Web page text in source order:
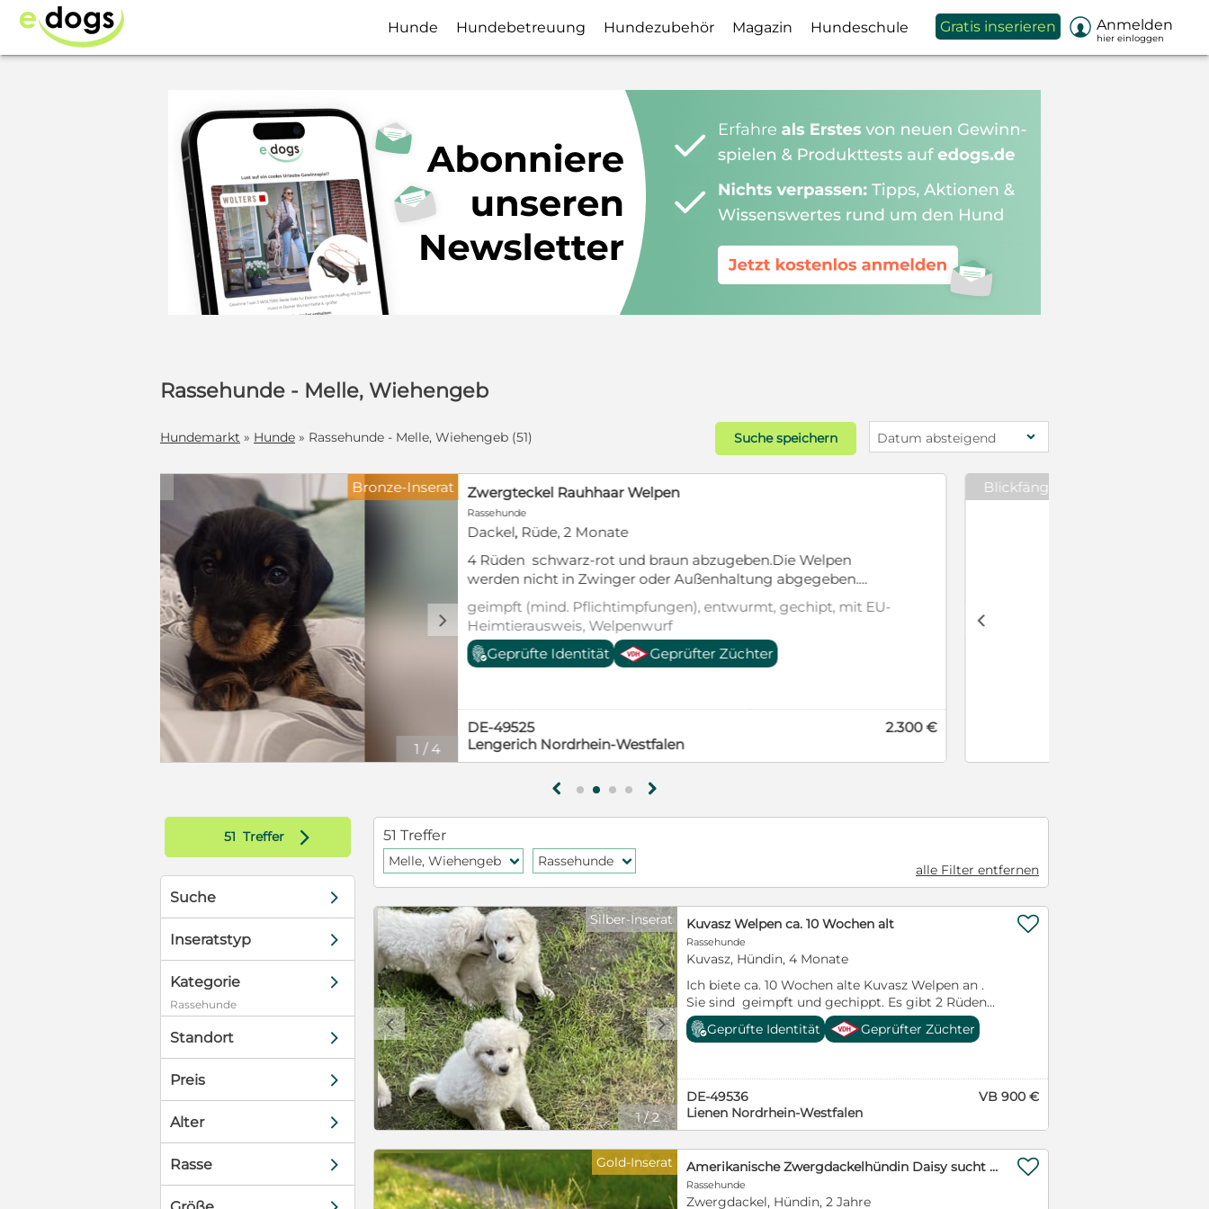
Hunde Hundebetreuung Hundezubehör Magazin Hundeschule Gratis inserieren  Anmelden
hier einloggen
Rassehunde - Melle, Wiehengeb
Hundemarkt » Hunde » Rassehunde - Melle, Wiehengeb (51) Suche speichern Datum absteigend
Blickfänger
1/2
c d
Silber-Inserat Kuvasz Welpen ca. 10 Wochen alt
Kuvasz, Hündin, 4 Monate
Ich biete ca. 10 Wochen alte Kuvasz Welpen an . Sie sind
geimpft und gechippt. Es gibt 2 Rüden und 5 Hündinnen.
Kinderfreundlich, für Familien geeignet, für Hundeanfänger
geeignet, geimpft (mind. Pflichtimpfungen), entwurmt,
gechipt, Welpenwurf
Geprüfte Identität
Geprüfter Züchter
Lienen Nordrhein-Westfalen
g h
51 Treffer d
Suche d
Inseratstyp d
Kategorie d
Rassehunde
Standort d
Preis d
Alter d
Rasse d
51 Treffer
Melle, Wiehengeb f Rassehunde f
alle Filter entfernen
1/2
c d
Silber-Inserat Kuvasz Welpen ca. 10 Wochen alt
Rassehunde
Kuvasz, Hündin, 4 Monate
Ich biete ca. 10 Wochen alte Kuvasz Welpen an .
Sie sind geimpft und gechippt. Es gibt 2 Rüden
und 5 Hündinnen.

Geprüfte Identität Geprüfter Züchter
DE-49536
Lienen Nordrhein-Westfalen
VB 900 €
Gold-Inserat Amerikanische Zwergdackelhündin Daisy sucht 5-Sterne-Zuhause
Rassehunde
Zwergdackel, Hündin, 2 Jahre
